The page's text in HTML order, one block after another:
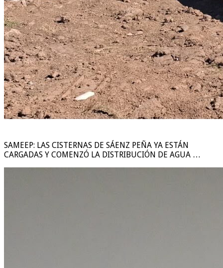
SAMEEP: LAS CISTERNAS DE SÁENZ PEÑA YA ESTÁN
CARGADAS Y COMENZÓ LA DISTRIBUCIÓN DE AGUA …